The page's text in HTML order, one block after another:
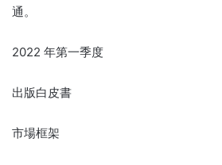
通。
2022 年第一季度
出版白皮書
市場框架